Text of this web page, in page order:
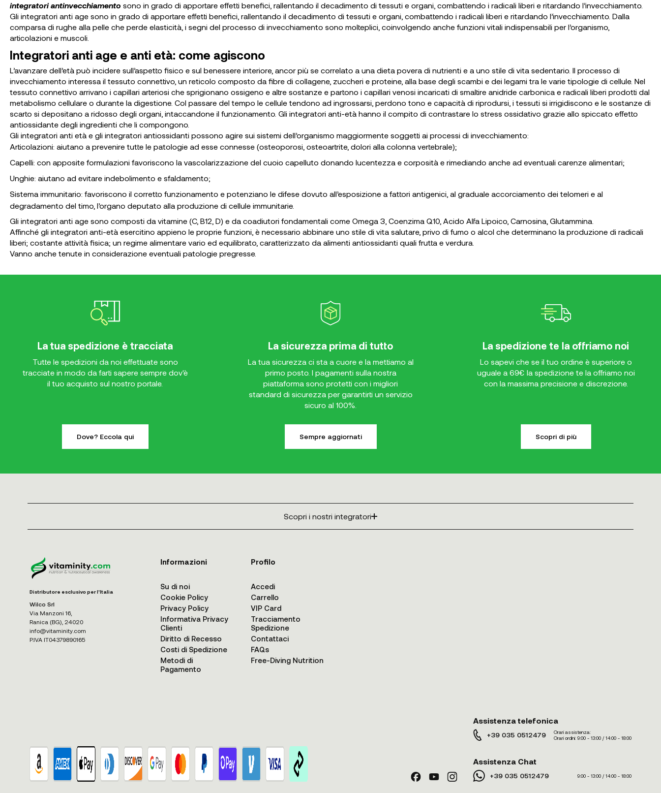
integratoriantinvecchiamento sono in grado di apportare effetti benefici, rallentando il decadimento di tessuti e organi, combattendo i radicali liberi e ritardando l’invecchiamento.
Gli integratori anti age sono in grado di apportare effetti benefici, rallentando il decadimento di tessuti e organi, combattendo i radicali liberi e ritardando l’invecchiamento. Dalla
comparsa di rughe alla pelle che perde elasticità, i segni del processo di invecchiamento sono molteplici, coinvolgendo anche funzioni vitali indispensabili per l’organismo,
articolazioni e muscoli.
Integratori anti age e anti età: come agiscono
L’avanzare dell’età può incidere sull’aspetto fisico e sul benessere interiore, ancor più se correlato a una dieta povera di nutrienti e a uno stile di vita sedentario. Il processo di
invecchiamento interessa il tessuto connettivo, un reticolo composto da fibre di collagene, zuccheri e proteine, alla base degli scambi e dei legami tra le varie tipologie di cellule. Nel
tessuto connettivo arrivano i capillari arteriosi che sprigionano ossigeno e altre sostanze e partono i capillari venosi incaricati di smaltire anidride carbonica e radicali liberi prodotti dal
metabolismo cellulare o durante la digestione. Col passare del tempo le cellule tendono ad ingrossarsi, perdono tono e capacità di riprodursi, i tessuti si irrigidiscono e le sostanze di
scarto si depositano a ridosso degli organi, intaccandone il funzionamento. Gli integratori anti-età hanno il compito di contrastare lo stress ossidativo grazie allo spiccato effetto
antiossidante degli ingredienti che li compongono.
Gli integratori anti età e gli integratori antiossidanti possono agire sui sistemi dell’organismo maggiormente soggetti ai processi di invecchiamento:
Articolazioni: aiutano a prevenire tutte le patologie ad esse connesse (osteoporosi, osteoartrite, dolori alla colonna vertebrale);
Capelli: con apposite formulazioni favoriscono la vascolarizzazione del cuoio capelluto donando lucentezza e corposità e rimediando anche ad eventuali carenze alimentari;
Unghie: aiutano ad evitare indebolimento e sfaldamento;
Sistema immunitario: favoriscono il corretto funzionamento e potenziano le difese dovuto all’esposizione a fattori antigenici, al graduale accorciamento dei telomeri e al
degradamento del timo, l’organo deputato alla produzione di cellule immunitarie.
Gli integratori anti age sono composti da vitamine (C, B12, D) e da coadiutori fondamentali come Omega 3, Coenzima Q10, Acido Alfa Lipoico, Carnosina, Glutammina.
Affinché gli integratori anti-età esercitino appieno le proprie funzioni, è necessario abbinare uno stile di vita salutare, privo di fumo o alcol che determinano la produzione di radicali
liberi; costante attività fisica; un regime alimentare vario ed equilibrato, caratterizzato da alimenti antiossidanti quali frutta e verdura.
Vanno anche tenute in considerazione eventuali patologie pregresse.
La tua spedizione è tracciata
Tutte le spedizioni da noi effettuate sono
tracciate in modo da farti sapere sempre dov'è
il tuo acquisto sul nostro portale.
Dove? Eccola qui
La sicurezza prima di tutto
La tua sicurezza ci sta a cuore e la mettiamo al
primo posto. I pagamenti sulla nostra
piattaforma sono protetti con i migliori
standard di sicurezza per garantirti un servizio
sicuro al 100%.
Sempre aggiornati
La spedizione te la offriamo noi
Lo sapevi che se il tuo ordine è superiore o
uguale a 69€ la spedizione te la offriamo noi
con la massima precisione e discrezione.
Scopri di più
Scopri i nostri integratori
Distributore esclusivo per l'Italia
Wilco Srl
Via Manzoni 16,
Ranica (BG), 24020
info@vitaminity.com
P.IVA IT04379890165
Informazioni
Su di noi
Cookie Policy
Privacy Policy
Informativa Privacy
Clienti
Diritto di Recesso
Costi di Spedizione
Metodi di
Pagamento
Profilo
Accedi
Carrello
VIP Card
Tracciamento
Spedizione
Contattaci
FAQs
Free-Diving Nutrition
Assistenza telefonica
+39 035 0512479
Orari assistenza:
Orari ordini: 9:00 - 13:00 / 14:00 - 18:00
Assistenza Chat
+39 035 0512479 9:00 - 13:00 / 14:00 - 18:00